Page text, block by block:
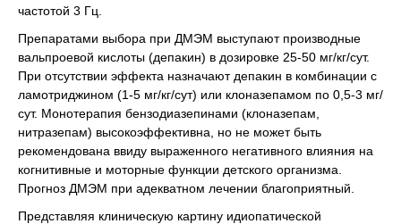
частотой 3 Гц.
Препаратами выбора при ДМЭМ выступают производные
вальпроевой кислоты (депакин) в дозировке 25-50 мг/кг/сут.
При отсутствии эффекта назначают депакин в комбинации с
ламотриджином (1-5 мг/кг/сут) или клоназепамом по 0,5-3 мг/
сут. Монотерапия бензодиазепинами (клоназепам,
нитразепам) высокоэффективна, но не может быть
рекомендована ввиду выраженного негативного влияния на
когнитивные и моторные функции детского организма.
Прогноз ДМЭМ при адекватном лечении благоприятный.
Представляя клиническую картину идиопатической